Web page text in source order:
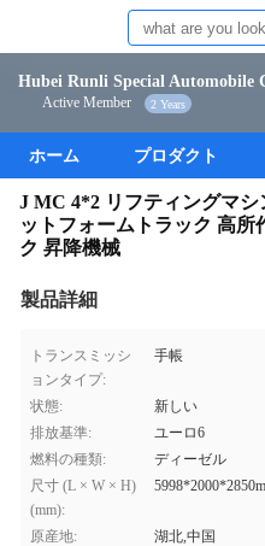
Hubei Runli Special Automobile
Active Member 2 Years
ホーム プロダクト
J MC 4*2 リフティングマ
ットフォームトラック 高所
ク 昇降機械
製品詳細
トランスミッシ
ョンタイプ:
手帳
状態:
新しい
排放基準:
ユーロ6
燃料の種類:
ディーゼル
尺寸 (L × W × H)
(mm):
原産地:
湖北,中国